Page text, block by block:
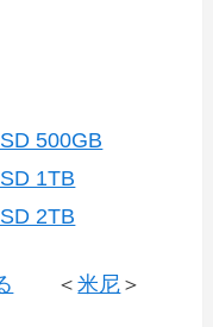
500GB
1TB
2TB
＜米尼 ＞